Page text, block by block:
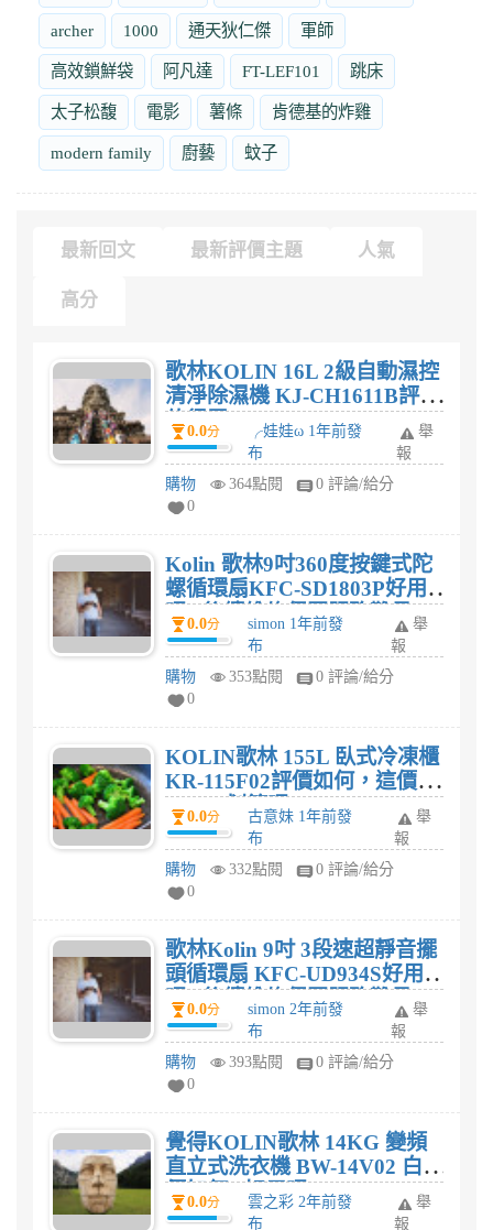
archer 1000 通天狄仁傑 軍師
高效鎖鮮袋 阿凡達 FT-LEF101 跳床
太子松馥 電影 薯條 肯德基的炸雞
modern family 廚藝 蚊子
最新回文 最新評價主題 人氣
高分
歌林KOLIN 16L 2級自動濕控
清淨除濕機 KJ-CH1611B評價
值得買?
0.0分
╭娃娃ω 1年前發
布
舉
報
購物
364點閱
0 評論/給分
0
Kolin 歌林9吋360度按鍵式陀
螺循環扇KFC-SD1803P好用
嗎? 後續維修保固服務難易
度?
0.0分
simon 1年前發
布
舉
報
購物
353點閱
0 評論/給分
0
KOLIN歌林 155L 臥式冷凍櫃
KR-115F02評價如何，這價格
$7,059划算嗎?
0.0分
古意妹 1年前發
布
舉
報
購物
332點閱
0 評論/給分
0
歌林Kolin 9吋 3段速超靜音擺
頭循環扇 KFC-UD934S好用
嗎? 後續維修保固服務難易
度?
0.0分
simon 2年前發
布
舉
報
購物
393點閱
0 評論/給分
0
覺得KOLIN歌林 14KG 變頻
直立式洗衣機 BW-14V02 白評
價如何? 好用嗎?
0.0分
雲之彩 2年前發
布
舉
報